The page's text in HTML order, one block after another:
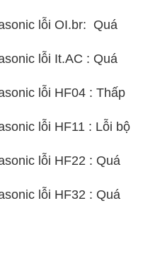
lỗi OI.br: Quá
lỗi It.AC : Quá
lỗi HF04 : Thấp
lỗi HF11 : Lỗi bộ
lỗi HF22 : Quá
lỗi HF32 : Quá